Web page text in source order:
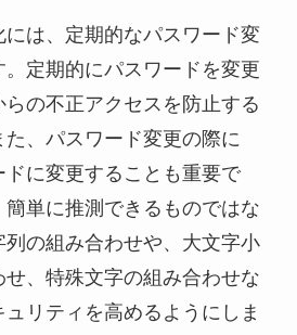
は、定期的なパスワード変
定期的にパスワードを変更
の不正アクセスを防止する
、パスワード変更の際に
に変更することも重要で
単に推測できるものではな
列の組み合わせや、大文字小
、特殊文字の組み合わせな
リティを高めるようにしま